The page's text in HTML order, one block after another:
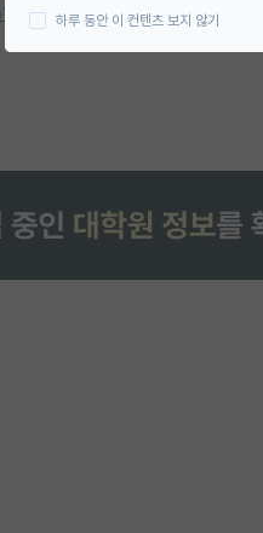
하루 동안 이 컨텐츠 보지 않기